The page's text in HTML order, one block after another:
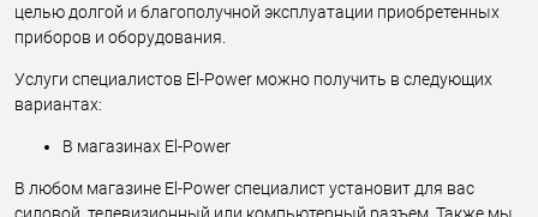
целью долгой и благополучной эксплуатации приобретенных
приборов и оборудования.
Услуги специалистов El-Power можно получить в следующих
вариантах:
В магазинах El-Power
В любом магазине El-Power специалист установит для вас
силовой, телевизионный или компьютерный разъем. Также мы